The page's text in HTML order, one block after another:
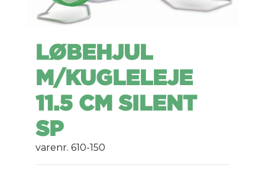
LØBEHJUL
M/KUGLELEJE
11.5 CM SILENT
SP
varenr. 610-150